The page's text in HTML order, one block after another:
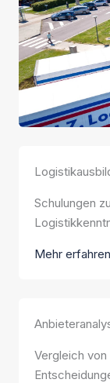
Schulungen
Mehr erfahren
Vergleich